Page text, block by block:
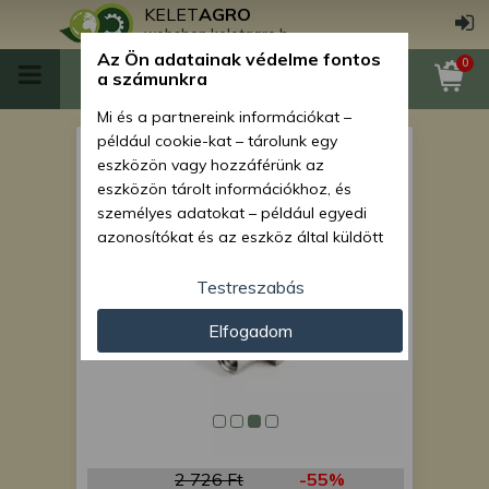
KELETAGRO
webshop.keletagro.hu
0
Persely (6225) Monosem
vetőgépekhez.
2 726 Ft -55%
Az Ön adatainak védelme fontos
a számunkra
Mi és a partnereink információkat –
például cookie-kat – tárolunk egy
eszközön vagy hozzáférünk az
eszközön tárolt információkhoz, és
személyes adatokat – például egyedi
azonosítókat és az eszköz által küldött
személyre szabott hirdetések és
tartalom nyújtásához, hirdetés- és
tartalomméréshez, nézettségi adatok
gyűjtéséhez, valamint termékek
kifejlesztéséhez és a termékek
partnereink eszközleolvasásos
adatokat és azonosítási információkat
Testreszabás
Elfogadom